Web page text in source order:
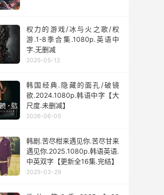
权力的游戏/冰与火之歌/权
游.1-8季合集.1080p.英语中
字.无删减
2025-05-12
韩国经典.隐藏的面孔/破镜
欲.2024.1080p.韩语中字【大
尺度.未删减】
2026-06-05
韩剧.苦尽柑来遇见你.苦尽甘来
遇见你.2025.1080p.韩语英语.
中英双字【更新全16集.完结】
2025-03-29